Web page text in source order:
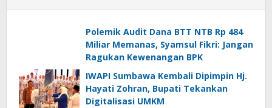
Polemik Audit Dana BTT NTB Rp 484
Miliar Memanas, Syamsul Fikri: Jangan
Ragukan Kewenangan BPK
IWAPI Sumbawa Kembali Dipimpin Hj.
Hayati Zohran, Bupati Tekankan
Digitalisasi UMKM